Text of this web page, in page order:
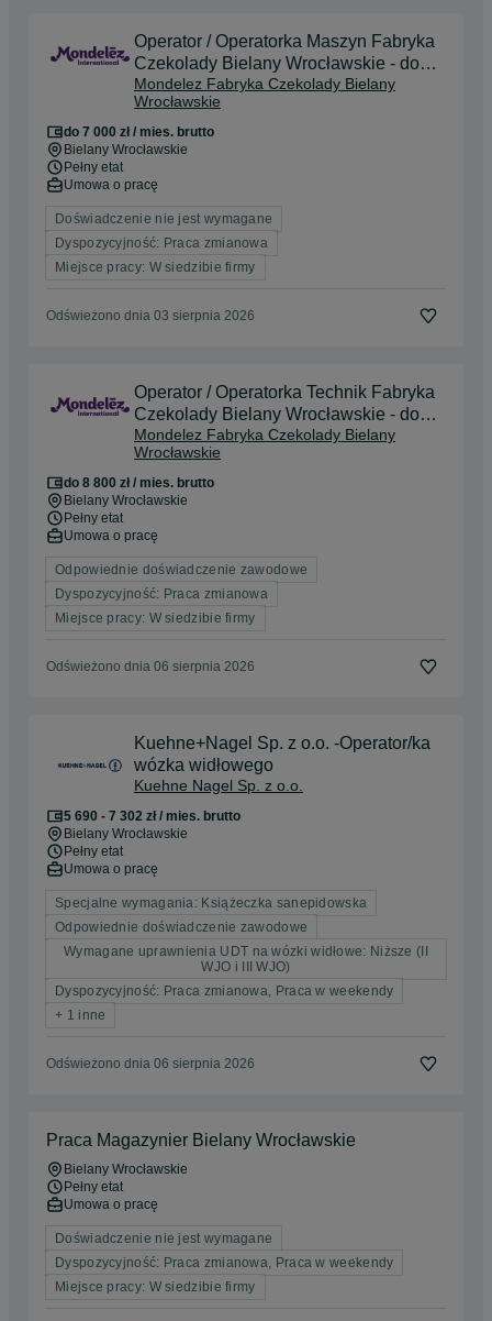
Operator / Operatorka Maszyn Fabryka
Czekolady Bielany Wrocławskie - do
7000 zł brutto!!!
Mondelez Fabryka Czekolady Bielany
Wrocławskie
do 7 000 zł / mies. brutto
Bielany Wrocławskie
Pełny etat
Umowa o pracę
Doświadczenie nie jest wymagane
Dyspozycyjność: Praca zmianowa
Miejsce pracy: W siedzibie firmy
Odświeżono dnia 03 sierpnia 2026
Operator / Operatorka Technik Fabryka
Czekolady Bielany Wrocławskie - do
8800 zł brutto!!!
Mondelez Fabryka Czekolady Bielany
Wrocławskie
do 8 800 zł / mies. brutto
Bielany Wrocławskie
Pełny etat
Umowa o pracę
Odpowiednie doświadczenie zawodowe
Dyspozycyjność: Praca zmianowa
Miejsce pracy: W siedzibie firmy
Odświeżono dnia 06 sierpnia 2026
Kuehne+Nagel Sp. z o.o. -Operator/ka
wózka widłowego
Kuehne Nagel Sp. z o.o.
5 690 - 7 302 zł / mies. brutto
Bielany Wrocławskie
Pełny etat
Umowa o pracę
Specjalne wymagania: Książeczka sanepidowska
Odpowiednie doświadczenie zawodowe
Wymagane uprawnienia UDT na wózki widłowe: Niższe (II
WJO i III WJO)
Dyspozycyjność: Praca zmianowa, Praca w weekendy
+ 1 inne
Odświeżono dnia 06 sierpnia 2026
Praca Magazynier Bielany Wrocławskie
Bielany Wrocławskie
Pełny etat
Umowa o pracę
Doświadczenie nie jest wymagane
Dyspozycyjność: Praca zmianowa, Praca w weekendy
Miejsce pracy: W siedzibie firmy